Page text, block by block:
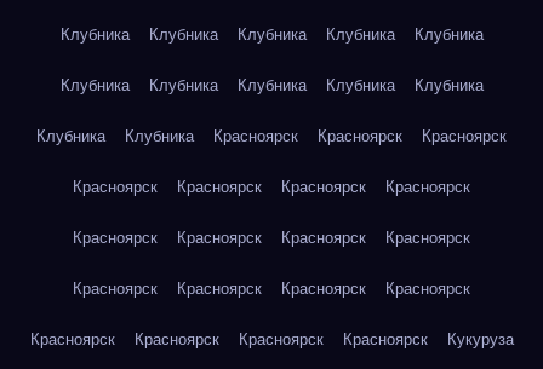
Клубника Клубника Клубника Клубника Клубника
Клубника Клубника Клубника Клубника Клубника
Клубника Клубника Красноярск Красноярск Красноярск
Красноярск Красноярск Красноярск Красноярск
Красноярск Красноярск Красноярск Красноярск
Красноярск Красноярск Красноярск Красноярск
Красноярск Красноярск Красноярск Красноярск Кукуруза